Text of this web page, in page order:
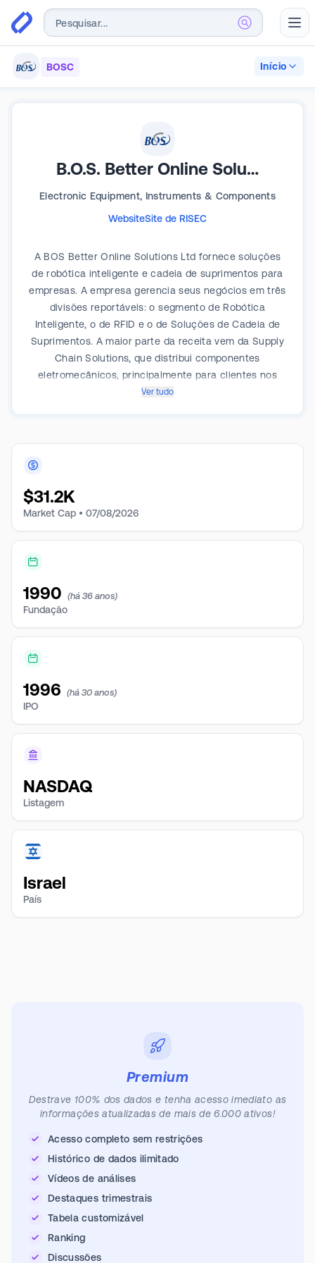
BOSC Início
B.O.S. Better Online Solutions
Electronic Equipment, Instruments & Components
WebsiteSite de RISEC
A BOS Better Online Solutions Ltd fornece soluções
de robótica inteligente e cadeia de suprimentos para
empresas. A empresa gerencia seus negócios em três
divisões reportáveis: o segmento de Robótica
Inteligente, o de RFID e o de Soluções de Cadeia de
Suprimentos. A maior parte da receita vem da Supply
Chain Solutions, que distribui componentes
eletromecânicos, principalmente para clientes nos
setores aeroespacial, de defesa e outros, e é
necessidades. Geograficamente, a maior parte de sua
Ver tudo
$31.2K
Market Cap • 07/08/2026
1990 (há 36 anos)
Fundação
1996 (há 30 anos)
IPO
NASDAQ
Listagem
Israel
País
Premium
Destrave 100% dos dados e tenha acesso imediato as
informações atualizadas de mais de 6.000 ativos!
Acesso completo sem restrições
Histórico de dados ilimitado
Vídeos de análises
Destaques trimestrais
Tabela customizável
Ranking
Discussões